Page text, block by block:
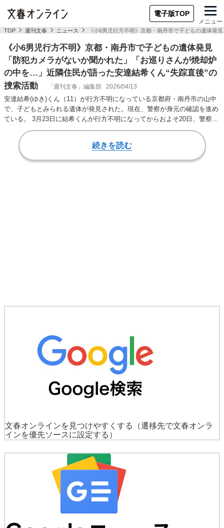
電子版TOP
メニュー
TOP 週刊文春 ニュース 《小6男児行方不明》京都・南丹市で子どもの遺体発
《小6男児行方不明》京都・南丹市で子どもの遺体発見
「防犯カメラがないか聞かれた」「お巡りさんが焼却炉
の中を…」近隣住民が語った安達結希くん“失踪直後”の
捜索活動
「週刊文春」編集部 2026/04/13
安達結希(ゆき)くん（11）が行方不明になっている京都府・南丹市の山中
で、子どもとみられる遺体が発見された。現在、警察が身元の確認を進め
ている。 3月23日に結希くんが行方不明になってからおよそ20日、警察の
懸命な…
続きを読む
文春オンラインを見つけやすくする
（遷移先で文春オンラ
インを優先ソースに設定する）